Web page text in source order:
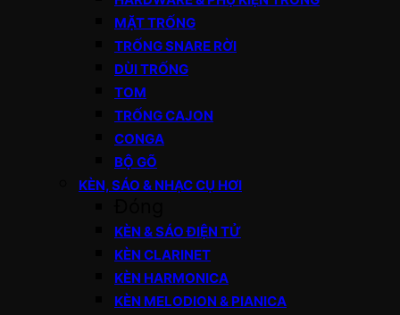
MẶT TRỐNG
TRỐNG SNARE RỜI
DÙI TRỐNG
TOM
TRỐNG CAJON
CONGA
BỘ GÕ
KÈN, SÁO & NHẠC CỤ HƠI
KÈN & SÁO ĐIỆN TỬ
KÈN CLARINET
KÈN HARMONICA
KÈN MELODION & PIANICA